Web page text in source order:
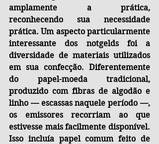
amplamente a prática,
reconhecendo sua necessidade
prática. Um aspecto particularmente
interessante dos notgelds foi a
diversidade de materiais utilizados
em sua confecção. Diferentemente
do papel-moeda tradicional,
produzido com fibras de algodão e
linho — escassas naquele período —,
os emissores recorriam ao que
estivesse mais facilmente disponível.
Isso incluía papel comum feito de